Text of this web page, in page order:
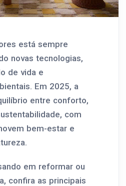
está sempre
novas tecnologias,
de vida e
Em 2025, a
entre conforto,
com
bem-estar e
em reformar ou
confira as principais